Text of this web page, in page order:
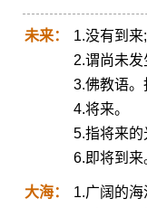
未来：
1.没有到来;
2.谓尚未发
3.佛教语。
4.将来。
5.指将来的
6.即将到来
大海：
1.广阔的海